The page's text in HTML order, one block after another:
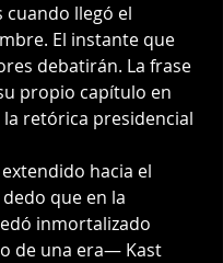
cuando llegó el
El instante que
debatirán. La frase
propio capítulo en
la retórica presidencial
hacia el
que en la
inmortalizado
de una era— Kast